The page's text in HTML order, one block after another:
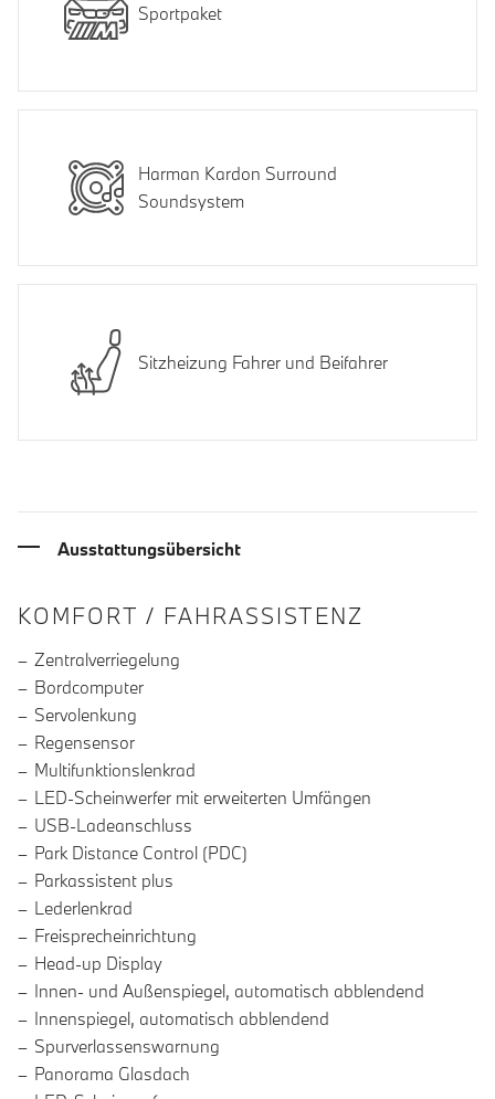
Sportpaket
Harman Kardon Surround
Soundsystem
Sitzheizung Fahrer und Beifahrer
Ausstattungsübersicht
INFORMATIONEN ÜBER DIE
KOMFORT / FAHRASSISTENZ
Zentralverriegelung
Bordcomputer
Servolenkung
Regensensor
Multifunktionslenkrad
LED-Scheinwerfer mit erweiterten Umfängen
USB-Ladeanschluss
Park Distance Control (PDC)
Parkassistent plus
Lederlenkrad
Freisprecheinrichtung
Head-up Display
Innen- und Außenspiegel, automatisch abblendend
Innenspiegel, automatisch abblendend
Spurverlassenswarnung
Panorama Glasdach